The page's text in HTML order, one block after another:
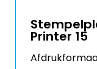
Printer 15